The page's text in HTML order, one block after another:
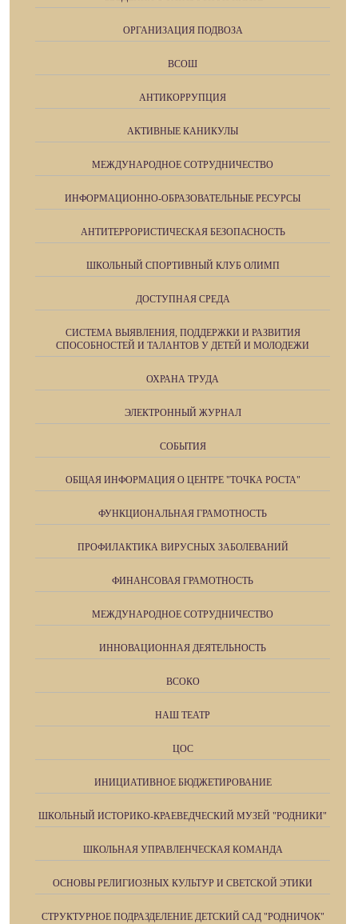
ОРГАНИЗАЦИЯ ПОДВОЗА
ВСОШ
АНТИКОРРУПЦИЯ
АКТИВНЫЕ КАНИКУЛЫ
МЕЖДУНАРОДНОЕ СОТРУДНИЧЕСТВО
ИНФОРМАЦИОННО-ОБРАЗОВАТЕЛЬНЫЕ РЕСУРСЫ
АНТИТЕРРОРИСТИЧЕСКАЯ БЕЗОПАСНОСТЬ
ШКОЛЬНЫЙ СПОРТИВНЫЙ КЛУБ ОЛИМП
ДОСТУПНАЯ СРЕДА
СИСТЕМА ВЫЯВЛЕНИЯ, ПОДДЕРЖКИ И РАЗВИТИЯ
СПОСОБНОСТЕЙ И ТАЛАНТОВ У ДЕТЕЙ И МОЛОДЕЖИ
ОХРАНА ТРУДА
ЭЛЕКТРОННЫЙ ЖУРНАЛ
СОБЫТИЯ
ОБЩАЯ ИНФОРМАЦИЯ О ЦЕНТРЕ "ТОЧКА РОСТА"
ФУНКЦИОНАЛЬНАЯ ГРАМОТНОСТЬ
ПРОФИЛАКТИКА ВИРУСНЫХ ЗАБОЛЕВАНИЙ
ФИНАНСОВАЯ ГРАМОТНОСТЬ
МЕЖДУНАРОДНОЕ СОТРУДНИЧЕСТВО
ИННОВАЦИОННАЯ ДЕЯТЕЛЬНОСТЬ
ВСОКО
НАШ ТЕАТР
ЦОС
ИНИЦИАТИВНОЕ БЮДЖЕТИРОВАНИЕ
ШКОЛЬНЫЙ ИСТОРИКО-КРАЕВЕДЧЕСКИЙ МУЗЕЙ "РОДНИКИ"
ШКОЛЬНАЯ УПРАВЛЕНЧЕСКАЯ КОМАНДА
ОСНОВЫ РЕЛИГИОЗНЫХ КУЛЬТУР И СВЕТСКОЙ ЭТИКИ
СТРУКТУРНОЕ ПОДРАЗДЕЛЕНИЕ ДЕТСКИЙ САД "РОДНИЧОК"